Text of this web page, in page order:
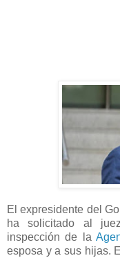
El expresidente del
ha solicitado al
inspección de la
esposa y a sus hijas.